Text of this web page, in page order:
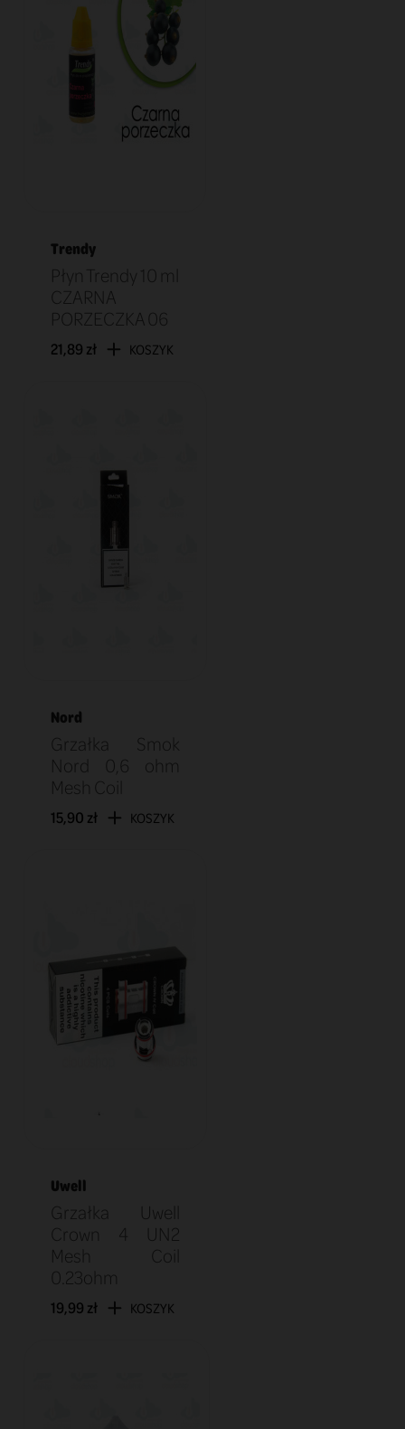
Trendy
Płyn Trendy 10 ml
CZARNA
PORZECZKA 06
21,89 zł KOSZYK
Nord
Grzałka Smok
Nord 0,6 ohm
Mesh Coil
15,90 zł KOSZYK
Uwell
Grzałka Uwell
Crown 4 UN2
Mesh Coil
0.23ohm
19,99 zł KOSZYK